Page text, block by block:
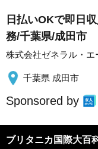
日払いOKで即日
務/千葉県/成田市
株式会社ゼネラル・
千葉県 成田市
Sponsored by
ブリタニカ国際大百